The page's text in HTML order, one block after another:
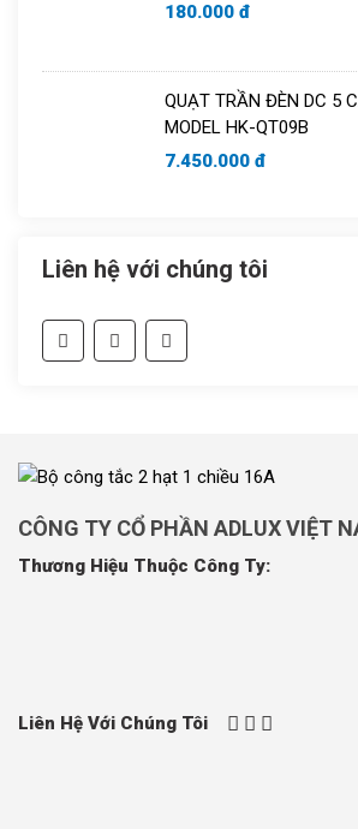
180.000 đ
QUẠT TRẦN ĐÈN DC 5
MODEL HK-QT09B
7.450.000 đ
Liên hệ với chúng tôi
CÔNG TY CỔ PHẦN ADLUX VIỆT
Thương Hiệu Thuộc Công Ty:
Liên Hệ Với Chúng Tôi